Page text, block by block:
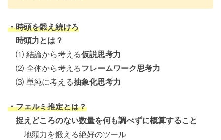
・時頭を鍛え続けろ
時頭力とは？
⑴ 結論から考える仮説思考力
⑵ 全体から考えるフレームワーク思考力
⑶ 単純に考える抽象化思考力
・フェルミ推定とは？
捉えどころのない数量を何も調べずに概算すること
地頭力を鍛える絶好のツール